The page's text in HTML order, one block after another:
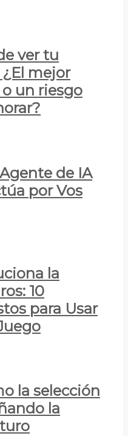
ver tu
mejor
un riesgo
de IA
por Vos
la
10
para Usar
la selección
la